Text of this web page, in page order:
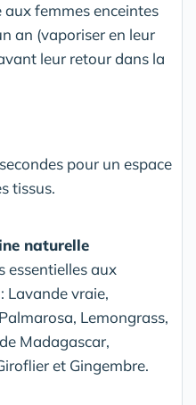
femmes enceintes
an (vaporiser en leur
leur retour dans la
pour un espace
tissus.
naturelle
essentielles aux
Lavande vraie,
Lemongrass,
Madagascar,
et Gingembre.